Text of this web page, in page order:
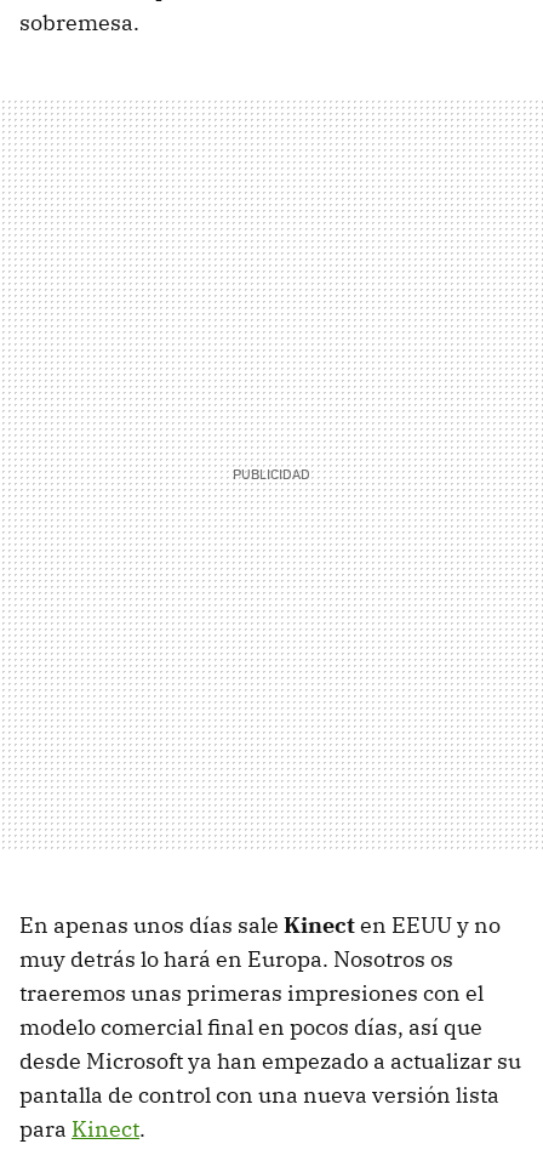
sobremesa.
En apenas unos días sale Kinecten EEUUy no
muy detrás lo hará en Europa. Nosotros os
traeremos unas primeras impresiones con el
modelo comercial final en pocos días, así que
desde Microsoft ya han empezado a actualizar su
pantalla de control con una nueva versión lista
para Kinect.